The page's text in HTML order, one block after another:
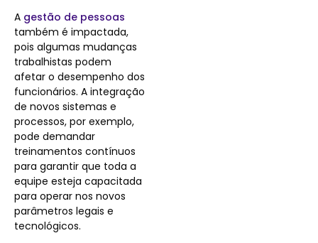
A gestão de pessoas
também é impactada,
pois algumas mudanças
trabalhistas podem
afetar o desempenho dos
funcionários. A integração
de novos sistemas e
processos, por exemplo,
pode demandar
treinamentos contínuos
para garantir que toda a
equipe esteja capacitada
para operar nos novos
parâmetros legais e
tecnológicos.